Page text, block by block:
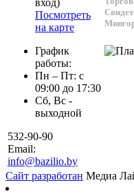
вход)
Посмотреть
на карте
График
работы:
Пн – Пт: с
09:00 до 17:30
Сб, Вс -
выходной
532-90-90
Email:
info@bazilio.by
Сайт разработан Медиа